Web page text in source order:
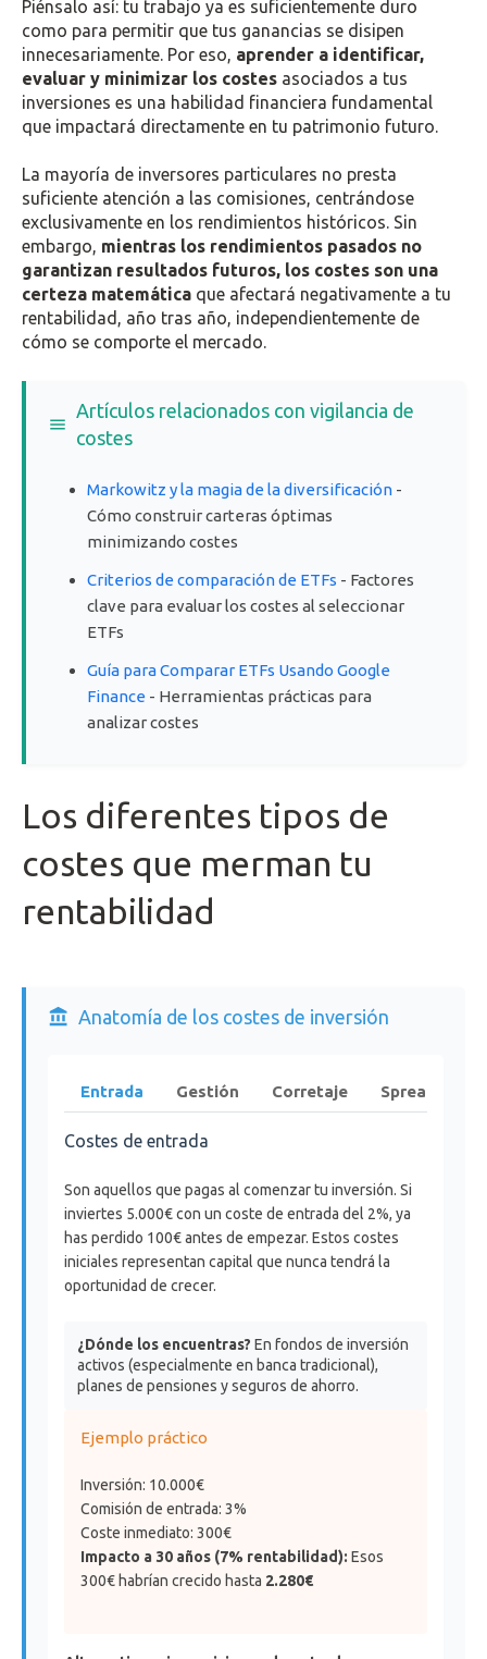
Piénsalo así: tu trabajo ya es suficientemente duro
como para permitir que tus ganancias se disipen
innecesariamente. Por eso, aprender a identificar,
evaluar y minimizar los costes asociados a tus
inversiones es una habilidad financiera fundamental
que impactará directamente en tu patrimonio futuro.
La mayoría de inversores particulares no presta
suficiente atención a las comisiones, centrándose
exclusivamente en los rendimientos históricos. Sin
embargo, mientras los rendimientos pasados no
garantizan resultados futuros, los costes son una
certeza matemática que afectará negativamente a tu
rentabilidad, año tras año, independientemente de
cómo se comporte el mercado.
Artículos relacionados con vigilancia de
costes
Markowitz y la magia de la diversificación -
Cómo construir carteras óptimas
minimizando costes
Criterios de comparación de ETFs - Factores
clave para evaluar los costes al seleccionar
ETFs
Guía para Comparar ETFs Usando Google
Finance - Herramientas prácticas para
analizar costes
Los diferentes tipos de
costes que merman tu
rentabilidad
Anatomía de los costes de inversión
Entrada Gestión Corretaje Spread
Costes de entrada
Son aquellos que pagas al comenzar tu inversión. Si
inviertes 5.000€ con un coste de entrada del 2%, ya
has perdido 100€ antes de empezar. Estos costes
iniciales representan capital que nunca tendrá la
oportunidad de crecer.
¿Dónde los encuentras? En fondos de inversión
activos (especialmente en banca tradicional),
planes de pensiones y seguros de ahorro.
Ejemplo práctico
Inversión: 10.000€
Comisión de entrada: 3%
Coste inmediato: 300€
Impacto a 30 años (7% rentabilidad): Esos
300€ habrían crecido hasta 2.280€